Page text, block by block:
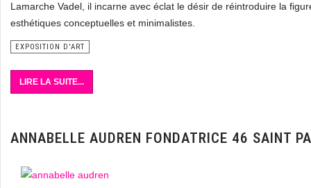
Lamarche Vadel, il incarne avec éclat le désir de réintroduire la
esthétiques conceptuelles et minimalistes.
EXPOSITION D'ART
LIRE LA SUITE...
ANNABELLE AUDREN FONDATRICE 46 SAINT